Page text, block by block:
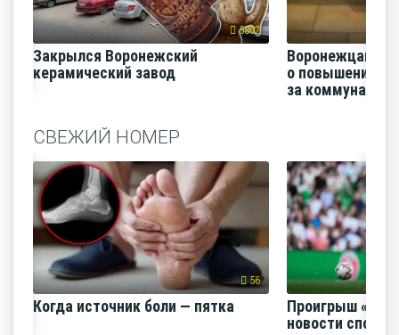
5802
Закрылся Воронежский
керамический завод
Воронежцам
о повышении
за
СВЕЖИЙ НОМЕР
56
Когда источник боли — пятка
Проигрыш
новости